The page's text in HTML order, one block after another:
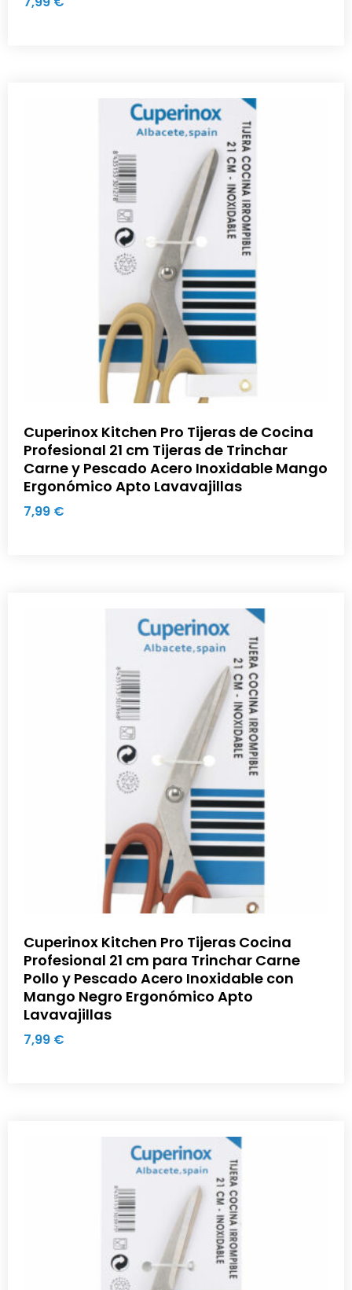
Cuperinox Kitchen Pro Tijeras de Cocina
Profesional 21 cm Tijeras de Trinchar
Carne y Pescado Acero Inoxidable Mango
Ergonómico Apto Lavavajillas
7,99 €
Cuperinox Kitchen Pro Tijeras Cocina
Profesional 21 cm para Trinchar Carne
Pollo y Pescado Acero Inoxidable con
Mango Negro Ergonómico Apto
Lavavajillas
7,99 €